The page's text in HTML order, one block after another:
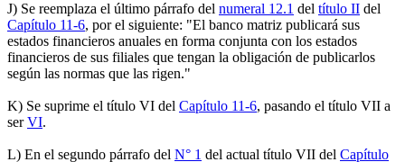
J) Se reemplaza el último párrafo del numeral 12.1 del título II del
Capítulo 11-6, por el siguiente: "El banco matriz publicará sus
estados financieros anuales en forma conjunta con los estados
financieros de sus filiales que tengan la obligación de publicarlos
según las normas que las rigen."
K) Se suprime el título VI del Capítulo 11-6, pasando el título VII a
serVI.
L) En el segundo párrafo del N° 1 del actual título VII del Capítulo